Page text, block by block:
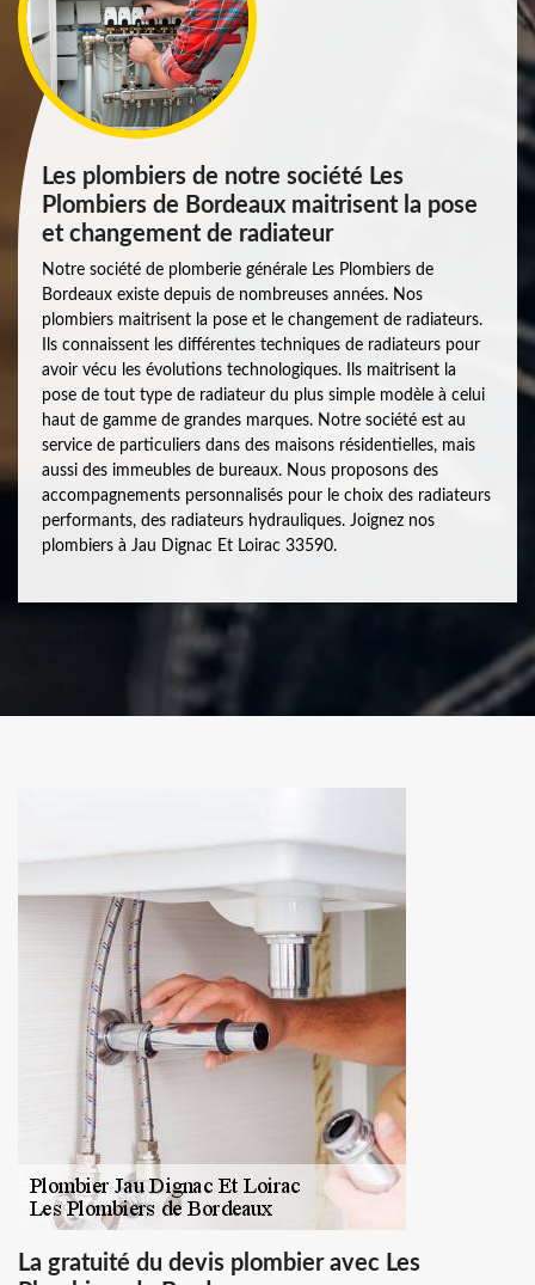
Les plombiers de notre société Les
Plombiers de Bordeaux maitrisent la pose
et changement de radiateur
Notre société de plomberie générale Les Plombiers de
Bordeaux existe depuis de nombreuses années. Nos
plombiers maitrisent la pose et le changement de radiateurs.
Ils connaissent les différentes techniques de radiateurs pour
avoir vécu les évolutions technologiques. Ils maitrisent la
pose de tout type de radiateur du plus simple modèle à celui
haut de gamme de grandes marques. Notre société est au
service de particuliers dans des maisons résidentielles, mais
aussi des immeubles de bureaux. Nous proposons des
accompagnements personnalisés pour le choix des radiateurs
performants, des radiateurs hydrauliques. Joignez nos
plombiers à Jau Dignac Et Loirac 33590.
La gratuité du devis plombier avec Les